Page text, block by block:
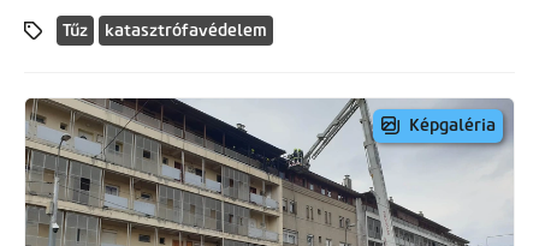
Tűz katasztrófavédelem
Képgaléria